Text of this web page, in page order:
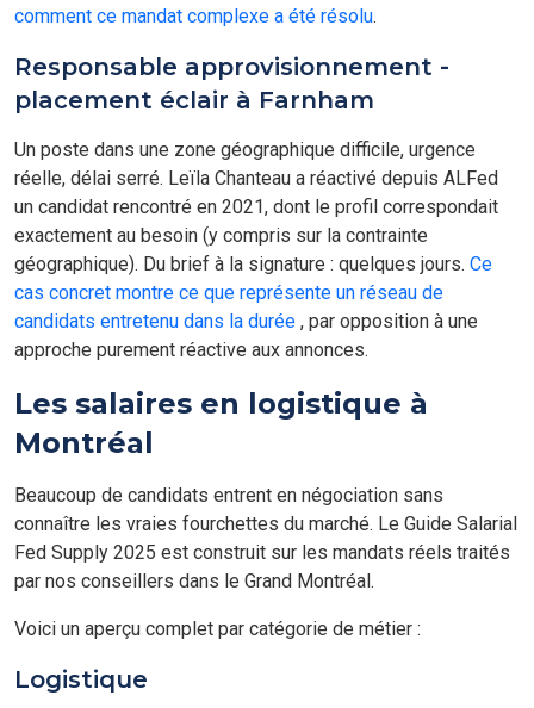
comment ce mandat complexe a été résolu.
Responsable approvisionnement -
placement éclair à Farnham
Un poste dans une zone géographique difficile, urgence
réelle, délai serré. Leïla Chanteau a réactivé depuis ALFed
un candidat rencontré en 2021, dont le profil correspondait
exactement au besoin (y compris sur la contrainte
géographique). Du brief à la signature : quelques jours. Ce
cas concret montre ce que représente un réseau de
candidats entretenu dans la durée , par opposition à une
approche purement réactive aux annonces.
Les salaires en logistique à
Montréal
Beaucoup de candidats entrent en négociation sans
connaître les vraies fourchettes du marché. Le Guide Salarial
Fed Supply 2025 est construit sur les mandats réels traités
par nos conseillers dans le Grand Montréal.
Voici un aperçu complet par catégorie de métier :
Logistique